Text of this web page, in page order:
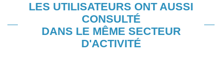
LES UTILISATEURS ONT AUSSI
CONSULTÉ
DANS LE MÊME SECTEUR
D'ACTIVITÉ